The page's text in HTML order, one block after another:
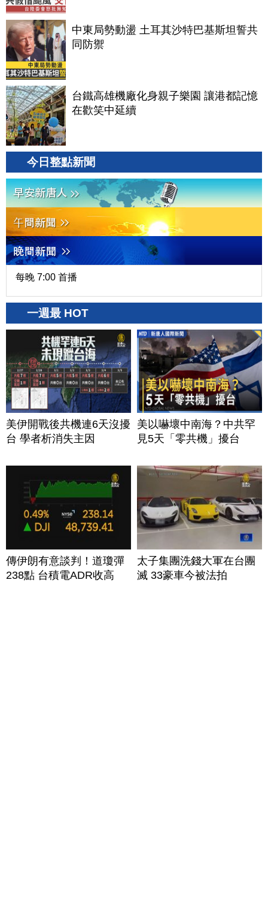
中東局勢動盪 土耳其沙特巴基斯坦誓共
同防禦
台鐵高雄機廠化身親子樂園 讓港都記憶
在歡笑中延續
今日整點新聞
每晚 7:00 首播
一週最 HOT
美伊開戰後共機連6天沒擾
台 學者析消失主因
美以嚇壞中南海？中共罕
見5天「零共機」擾台
傳伊朗有意談判！道瓊彈
238點 台積電ADR收高
太子集團洗錢大軍在台團
滅 33豪車今被法拍